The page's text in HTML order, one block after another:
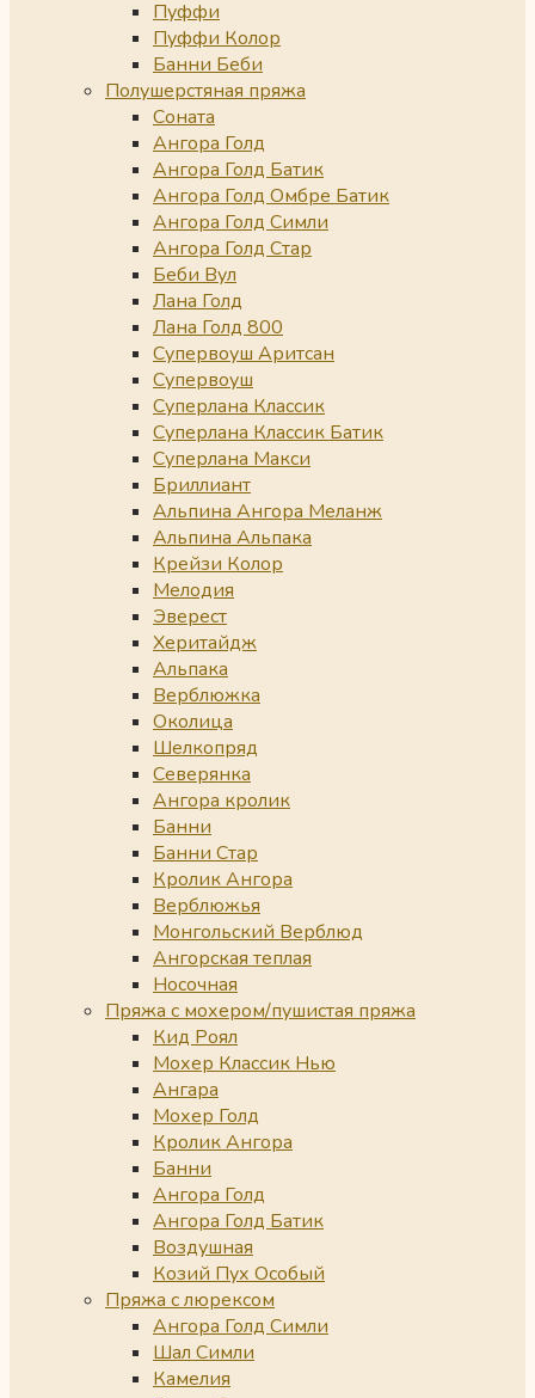
Пуффи
Пуффи Колор
Банни Беби
Полушерстяная пряжа
Соната
Ангора Голд
Ангора Голд Батик
Ангора Голд Омбре Батик
Ангора Голд Симли
Ангора Голд Стар
Беби Вул
Лана Голд
Лана Голд 800
Супервоуш Аритсан
Супервоуш
Суперлана Классик
Суперлана Классик Батик
Суперлана Макси
Бриллиант
Альпина Ангора Меланж
Альпина Альпака
Крейзи Колор
Мелодия
Эверест
Херитайдж
Альпака
Верблюжка
Околица
Шелкопряд
Северянка
Ангора кролик
Банни
Банни Стар
Кролик Ангора
Верблюжья
Монгольский Верблюд
Ангорская теплая
Носочная
Пряжа с мохером/пушистая пряжа
Кид Роял
Мохер Классик Нью
Ангара
Мохер Голд
Кролик Ангора
Банни
Ангора Голд
Ангора Голд Батик
Воздушная
Козий Пух Особый
Пряжа с люрексом
Ангора Голд Симли
Шал Симли
Камелия